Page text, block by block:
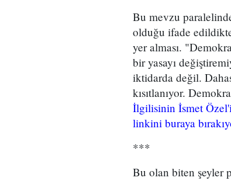
Bu mevzu
olduğu ifade
yer alması.
bir yasayı
iktidarda değil.
kısıtlanıyor.
İlgilisinin İsmet
linkini buraya
***
Bu olan biten şeyler